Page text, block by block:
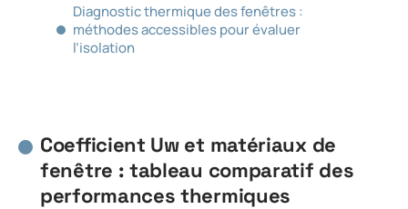
Diagnostic thermique des fenêtres :
méthodes accessibles pour évaluer
l’isolation
Coefficient Uw et matériaux de
fenêtre : tableau comparatif des
performances thermiques